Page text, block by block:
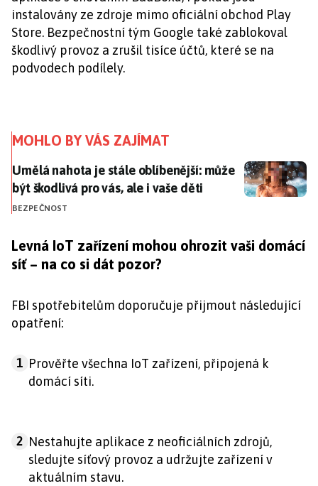
instalovány ze zdroje mimo oficiální obchod Play
Store. Bezpečnostní tým Google také zablokoval
škodlivý provoz a zrušil tisíce účtů, které se na
podvodech podílely.
MOHLO BY VÁS ZAJÍMAT
Umělá nahota je stále oblíbenější: může být škodlivá
Umělá nahota je stále oblíbenější: může
být škodlivá pro vás, ale i vaše děti
BEZPEČNOST
Levná IoT zařízení mohou ohrozit vaši domácí
síť – na co si dát pozor?
FBI spotřebitelům doporučuje přijmout následující
opatření:
1 Prověřte všechna IoT zařízení, připojená k
domácí síti.
2 Nestahujte aplikace z neoficiálních zdrojů,
sledujte síťový provoz a udržujte zařízení v
aktuálním stavu.